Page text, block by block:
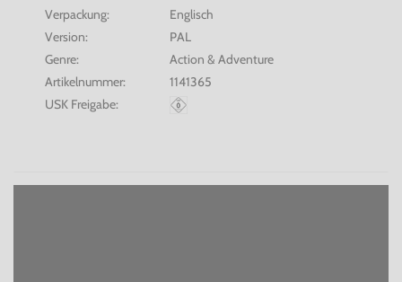
Verpackung:
Englisch
Version:
PAL
Genre:
Action & Adventure
Artikelnummer:
1141365
USK Freigabe: